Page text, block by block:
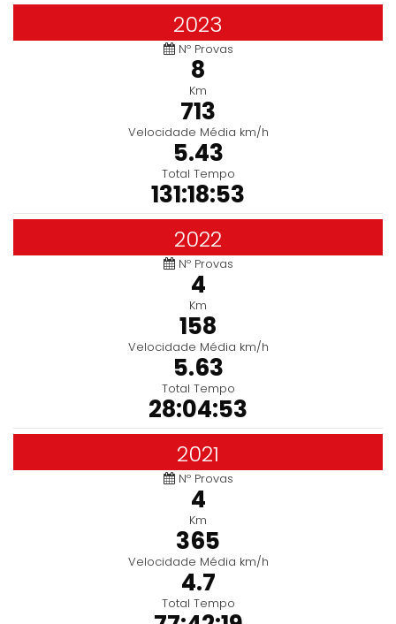
2023
Nº Provas
8
Km
713
Velocidade Média km/h
5.43
Total Tempo
131:18:53
2022
Nº Provas
4
Km
158
Velocidade Média km/h
5.63
Total Tempo
28:04:53
2021
Nº Provas
4
Km
365
Velocidade Média km/h
4.7
Total Tempo